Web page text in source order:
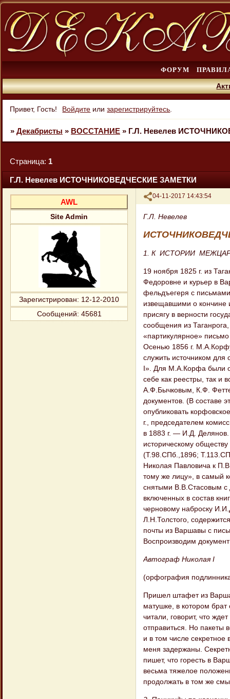
ФОРУМ
Привет, Гость! Войдите илизарегистрируйтесь
» Декабристы » ВОССТАНИЕ » Г.Л. Невелев
Г.Л. Невелев ИСТОЧНИКОВЕДЧЕСКИЕ ЗАМЕТКИ
Страница: 1
Поделиться
04-11-2017 14:43:54
AWL
Site Admin
Зарегистрирован: 12-12-2010
Сообщений: 45681
Г.Л. Невелев
1. К ИСТОРИИ
19 ноября 1825 г. из
Федоровне и курьер в
фельдъегеря с
извещавшими о кончине
присягу в верности
сообщения из
«партикулярное»
Осенью 1856 г.
служить источником для
I». Для М.А.Корфа были
себе как реестры, так
А.Ф.Бычковым, К.Ф.
документов. (В составе
опубликовать
г., председателем
в 1883 г. — И.Д.
историческому
(Т.98.СПб.,1896;
Николая Павловича к
тому же лицу», в самый
снятыми В.В.Стасовым с
включенных в состав
черновому наброску
Л.Н.Толстого,
почты из Варшавы с
Воспроизводим
Автограф Николая I
(орфография
Пришел штафет из
матушке, в котором
читали, говорит, что
отправиться. Но пакеты
и в том числе
меня задержаны.
пишет, что горесть в
весьма тяжелое
продолжать в том же